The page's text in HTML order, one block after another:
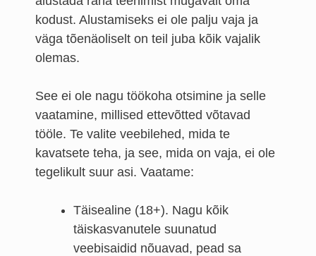
kodust. Alustamiseks ei ole palju vaja ja
väga tõenäoliselt on teil juba kõik vajalik
olemas.
See ei ole nagu töökoha otsimine ja selle
vaatamine, millised ettevõtted võtavad
tööle. Te valite veebilehed, mida te
kavatsete teha, ja see, mida on vaja, ei ole
tegelikult suur asi. Vaatame:
Täisealine (18+). Nagu kõik
täiskasvanutele suunatud
veebisaidid nõuavad, pead sa